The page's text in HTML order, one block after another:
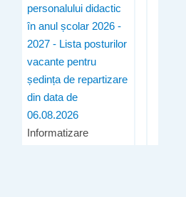
personalului didactic
în anul școlar 2026 -
2027 - Lista posturilor
vacante pentru
ședința de repartizare
din data de
06.08.2026
Informatizare